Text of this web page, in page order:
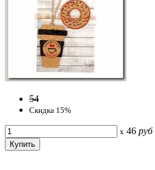
54
Скидка 15%
x 46 руб